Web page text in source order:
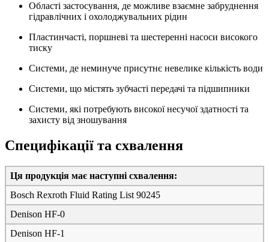
Області застосування, де можливе взаємне забруднення
гідравлічних і охолоджувальних рідин
Пластинчасті, поршневі та шестеренні насоси високого
тиску
Системи, де неминуче присутнє невелике кількість води
Системи, що містять зубчасті передачі та підшипники
Системи, які потребують високої несучої здатності та
захисту від зношування
Специфікації та схвалення
Ця продукція має наступні схвалення:
Bosch Rexroth Fluid Rating List 90245
Denison HF-0
Denison HF-1